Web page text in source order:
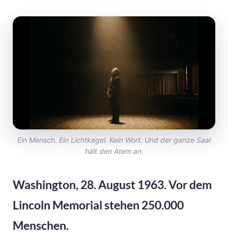
Ein Mensch. Ein Lichtkegel. Kein Wort. Und der ganze Saal
hält den Atem an.
Washington, 28. August 1963. Vor dem
Lincoln Memorial stehen 250.000
Menschen.